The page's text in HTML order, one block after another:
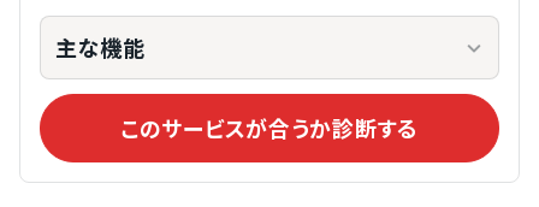
主な機能
このサービスが合うか診断する